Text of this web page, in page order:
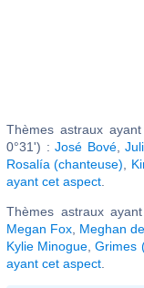
Thèmes astraux
0°31') : José Bové,
Rosalía (chanteuse)
ayant cet aspect
Thèmes astraux
Megan Fox Meghan
Kylie Minogue ,Grimes
ayant cet aspect